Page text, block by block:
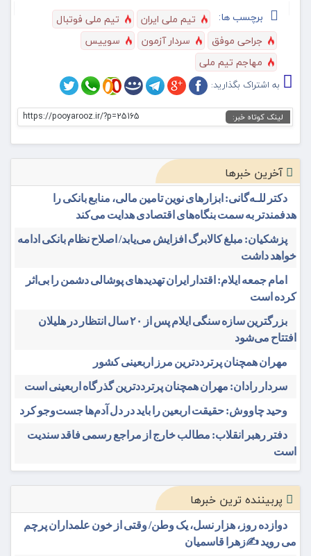
برچسب ها: تیم ملی ایران
تیم ملی فوتبال
جراحی موفق
سردار آزمون
سوییس
مهاجم تیم ملی
به اشتراک بگذارید:
لینک کوتاه خبر: https://pooyarooz.ir/?p=25165
آخرین خبرها
دکتر للـه‌گانی: ابزارهای نوین تامین مالی، منابع بانکی را
هدفمندتر به سمت بنگاه‌های اقتصادی هدایت می‌کند
پزشکیان: مبلغ کالابرگ افزایش می‌یابد/ اصلاح نظام بانکی ادامه
خواهد داشت
امام جمعه ایلام: اقتدار ایران تهدیدهای پوشالی دشمن را بی‌اثر
کرده است
بزرگترین سازه سنگی ایلام پس از ۲۰ سال انتظار در هلیلان
افتتاح می‌شود
مهران همچنان پرترددترین مرز اربعینی کشور
سردار رادان: مهران همچنان پرترددترین گذرگاه اربعینی است
وحید چاووش: حقیقت اربعین را باید در دل آدم‌ها جست‌وجو کرد
دفتر رهبر انقلاب: مطالب خارج از مراجع رسمی فاقد سندیت
است
پربیننده ترین خبرها
دوازده روز، هزار نسل، یک وطن/ وقتی از خون علمداران پرچم
می روید ✍️زهرا قاسمیان